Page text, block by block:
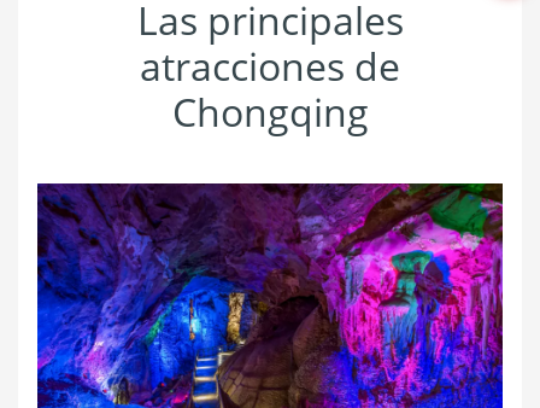
Las principales
atracciones de
Chongqing